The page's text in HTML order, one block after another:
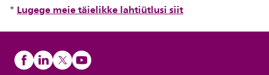
*Lugege meie täielikke lahtiütlusi siit